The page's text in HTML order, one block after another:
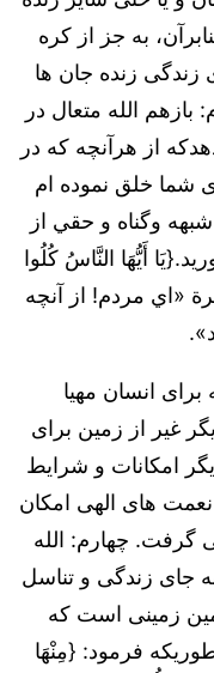
به جز از کره
زندگی زنده جان ها
الله متعال در
از هرآنچه‌ که در
شما خلق نموده ام
وگناه‌ و حقي‌ از
أَيُّهَا النَّاسُ كُلُوا
حَلَالًا طَيِّبًا} ١٦٨/ البقرة «اي مردم! از آنچه
انسان مهیا
غیر از زمین برای
امکانات و شرایط
های الهی امکان
چهارم: الله
جای زندگی و تناسل
زمینی است که
فرمود: {مِنْهَا